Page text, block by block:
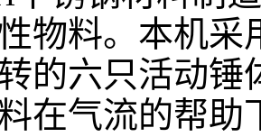
物料。本机采
的六只活动
在气流的帮助